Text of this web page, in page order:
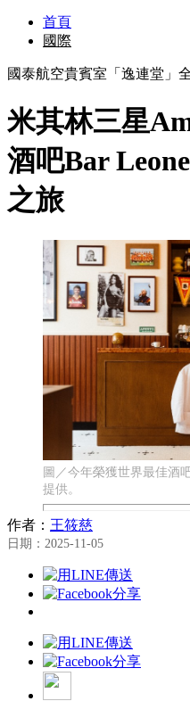
首頁
國際
國泰航空貴賓室「逸連堂」
米其林三星
酒吧Bar
之旅
圖／今年榮獲世界最佳酒
提供。
作者： 王筱慈
日期：2025-11-05